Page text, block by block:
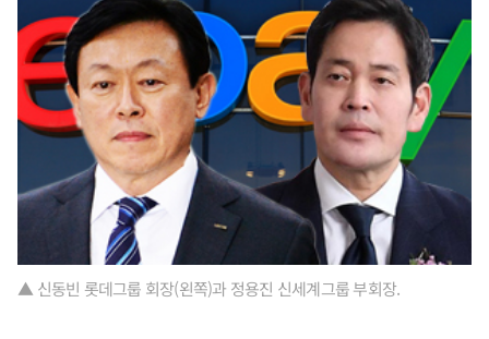
▲ 신동빈 롯데그룹 회장(왼쪽)과 정용진 신세계그룹 부회장.